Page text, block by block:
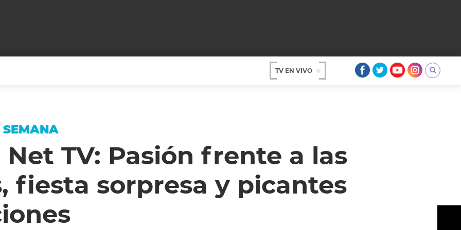
ARGENTINA
UN CAMBIO
ENTROMETIDOS EN LA TELE
MODO FONTEVECCHIA
PERIODISMO PURO
REPERFILAR
FIESTAS ARGENTINAS
FULL FACE TV
TV EN VIVO
SEMANA
Net TV: Pasión frente a las
fiesta sorpresa y picantes